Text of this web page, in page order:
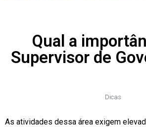
Qual a
Supervisor de
Dicas
As atividades dessa área exigem